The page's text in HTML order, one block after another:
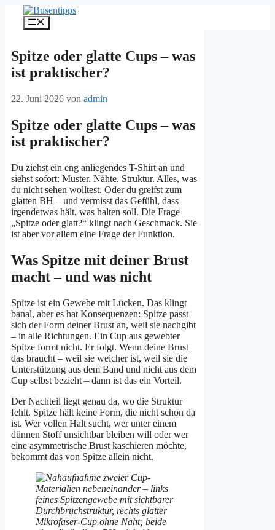
Inhalt
springen
Menü
Spitze oder glatte Cups – was
ist praktischer?
22. Juni 2026 von admin
Spitze oder glatte Cups – was
ist praktischer?
Du ziehst ein eng anliegendes T-Shirt an und
siehst sofort: Muster. Nähte. Struktur. Alles, was
du nicht sehen wolltest. Oder du greifst zum
glatten BH – und vermisst das Gefühl, dass
irgendetwas hält, was halten soll. Die Frage
„Spitze oder glatt?“ klingt nach Geschmack. Sie
ist aber vor allem eine Frage der Funktion.
Was Spitze mit deiner Brust
macht – und was nicht
Spitze ist ein Gewebe mit Lücken. Das klingt
banal, aber es hat Konsequenzen: Spitze passt
sich der Form deiner Brust an, weil sie nachgibt
– in alle Richtungen. Ein Cup aus gewebter
Spitze formt nicht. Er folgt. Wenn deine Brust
das braucht – weil sie weicher ist, weil sie die
Unterstützung aus dem Band und nicht aus dem
Cup selbst bezieht – dann ist das ein Vorteil.
Der Nachteil liegt genau da, wo die Struktur
fehlt. Spitze hält keine Form, die nicht schon da
ist. Wer vollen Halt sucht, wer unter einem
dünnen Stoff unsichtbar bleiben will oder wer
eine asymmetrische Brust kaschieren möchte,
bekommt das von Spitze allein nicht.